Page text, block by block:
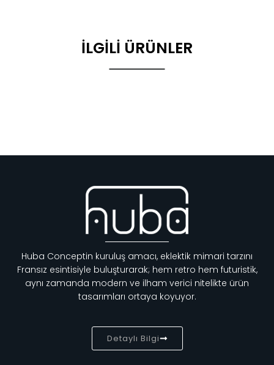
İLGILI ÜRÜNLER
Huba Conceptin kuruluş amacı, eklektik mimari tarzını
Fransız esintisiyle buluşturarak; hem retro hem futuristik,
aynı zamanda modern ve ilham verici nitelikte ürün
tasarımları ortaya koyuyor.
Detaylı Bilgi